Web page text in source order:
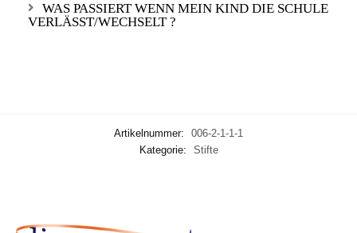
WAS PASSIERT WENN MEIN KIND DIE SCHULE
VERLÄSST/WECHSELT ?
Artikelnummer:
006-2-1-1-1
Kategorie:
Stifte